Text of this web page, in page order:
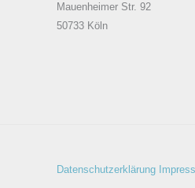
Mauenheimer Str. 92
50733 Köln
Datenschutzerklärung